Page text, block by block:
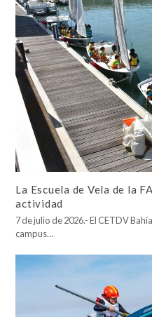
La Escuela de Vela de la
actividad
7 de julio de 2026.- El CETDV
campus…